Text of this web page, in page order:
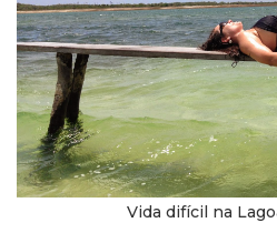
Vida difícil na